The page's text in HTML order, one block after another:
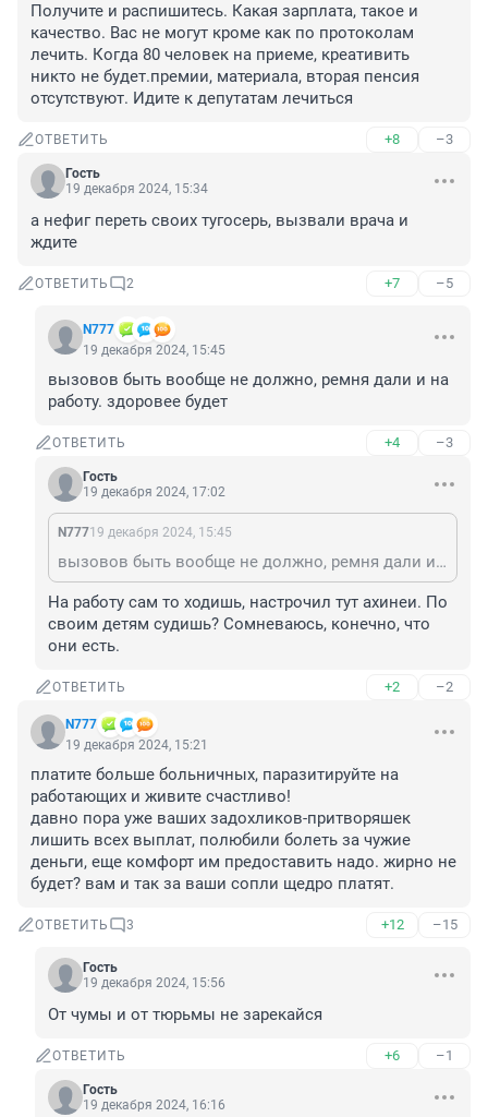
Получите и распишитесь. Какая зарплата, такое и
качество. Вас не могут кроме как по протоколам
лечить. Когда 80 человек на приеме, креативить
никто не будет.премии, материала, вторая пенсия
отсутствуют. Идите к депутатам лечиться
ОТВЕТИТЬ +8 –3
Гость
19 декабря 2024, 15:34
а нефиг переть своих тугосерь, вызвали врача и
ждите
ОТВЕТИТЬ 2 +7 –5
N777
19 декабря 2024, 15:45
вызовов быть вообще не должно, ремня дали и на
работу. здоровее будет
ОТВЕТИТЬ +4 –3
Гость
19 декабря 2024, 17:02
N77719 декабря 2024, 15:45
вызовов быть вообще не должно, ремня дали и на работу. здоровее будет
На работу сам то ходишь, настрочил тут ахинеи. По
своим детям судишь? Сомневаюсь, конечно, что
они есть.
ОТВЕТИТЬ +2 –2
N777
19 декабря 2024, 15:21
платите больше больничных, паразитируйте на
работающих и живите счастливо!
давно пора уже ваших задохликов-притворяшек
лишить всех выплат, полюбили болеть за чужие
деньги, еще комфорт им предоставить надо. жирно не
будет? вам и так за ваши сопли щедро платят.
ОТВЕТИТЬ 3 +12 –15
Гость
19 декабря 2024, 15:56
От чумы и от тюрьмы не зарекайся
ОТВЕТИТЬ +6 –1
Гость
19 декабря 2024, 16:16